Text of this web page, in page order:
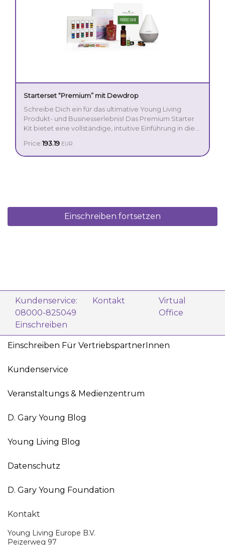
Starterset “Premium” mit Dewdrop
Schreibe Dich ein für das ultimative Young Living
Produkt- und Businesserlebnis! Das Premium Starter
Kit bietet eine vollständige, intuitive Einführung in die
außergewöhnlichen Wert die perfekte Option für
diejenigen, die es mit einer Transformation ihres
Price:193.19 EUR
Einschreiben fortsetzen
Kundenservice:
08000-825049
Kontakt
Virtual
Office
Einschreiben
Einschreiben Für VertriebspartnerInnen
Kundenservice
Veranstaltungs & Medienzentrum
D. Gary Young Blog
Young Living Blog
Datenschutz
D. Gary Young Foundation
Kontakt
Young Living Europe B.V.
Peizerweg 97